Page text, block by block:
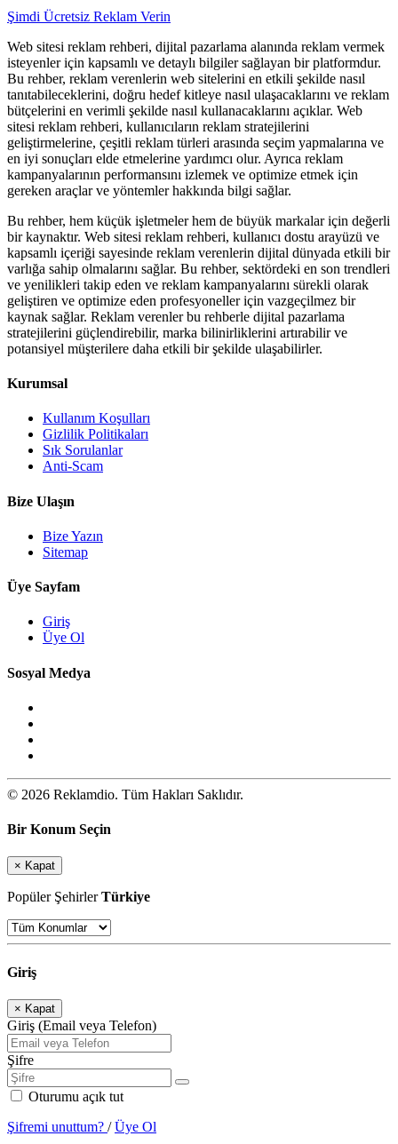
Şimdi Ücretsiz Reklam Verin
Web sitesi reklam rehberi, dijital pazarlama alanında reklam vermek
isteyenler için kapsamlı ve detaylı bilgiler sağlayan bir platformdur.
Bu rehber, reklam verenlerin web sitelerini en etkili şekilde nasıl
tanıtabileceklerini, doğru hedef kitleye nasıl ulaşacaklarını ve reklam
bütçelerini en verimli şekilde nasıl kullanacaklarını açıklar. Web
sitesi reklam rehberi, kullanıcıların reklam stratejilerini
geliştirmelerine, çeşitli reklam türleri arasında seçim yapmalarına ve
en iyi sonuçları elde etmelerine yardımcı olur. Ayrıca reklam
kampanyalarının performansını izlemek ve optimize etmek için
gereken araçlar ve yöntemler hakkında bilgi sağlar.
Bu rehber, hem küçük işletmeler hem de büyük markalar için değerli
bir kaynaktır. Web sitesi reklam rehberi, kullanıcı dostu arayüzü ve
kapsamlı içeriği sayesinde reklam verenlerin dijital dünyada etkili bir
varlığa sahip olmalarını sağlar. Bu rehber, sektördeki en son trendleri
ve yenilikleri takip eden ve reklam kampanyalarını sürekli olarak
geliştiren ve optimize eden profesyoneller için vazgeçilmez bir
kaynak sağlar. Reklam verenler bu rehberle dijital pazarlama
stratejilerini güçlendirebilir, marka bilinirliklerini artırabilir ve
potansiyel müşterilere daha etkili bir şekilde ulaşabilirler.
Kurumsal
Kullanım Koşulları
Gizlilik Politikaları
Sık Sorulanlar
Anti-Scam
Bize Ulaşın
Bize Yazın
Sitemap
Üye Sayfam
Giriş
Üye Ol
Sosyal Medya
© 2026 Reklamdio. Tüm Hakları Saklıdır.
Bir Konum Seçin
× Kapat
Popüler ŞehirlerTürkiye
Giriş
× Kapat
Giriş (Email veya Telefon)
Şifre
Oturumu açık tut
Şifremi unuttum? /Üye Ol